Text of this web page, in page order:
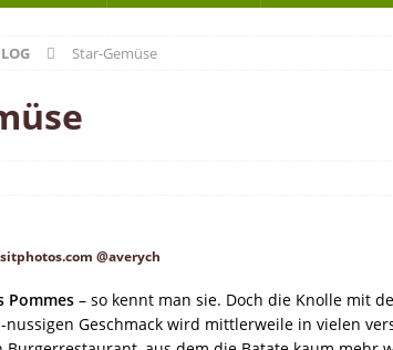
Star-Gemüse
@averych
Pommes – so kennt man sie. Doch die Knolle mit
Geschmack wird mittlerweile in vielen